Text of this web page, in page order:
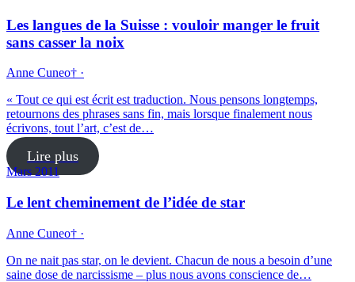
Les langues de la Suisse : vouloir manger le fruit
sans casser la noix
Anne Cuneo† ·
« Tout ce qui est écrit est traduction. Nous pensons longtemps,
retournons des phrases sans fin, mais lorsque finalement nous
écrivons, tout l’art, c’est de…
Lire plus
Mars 2011
Le lent cheminement de l’idée de star
Anne Cuneo† ·
On ne nait pas star, on le devient. Chacun de nous a besoin d’une
saine dose de narcissisme – plus nous avons conscience de…